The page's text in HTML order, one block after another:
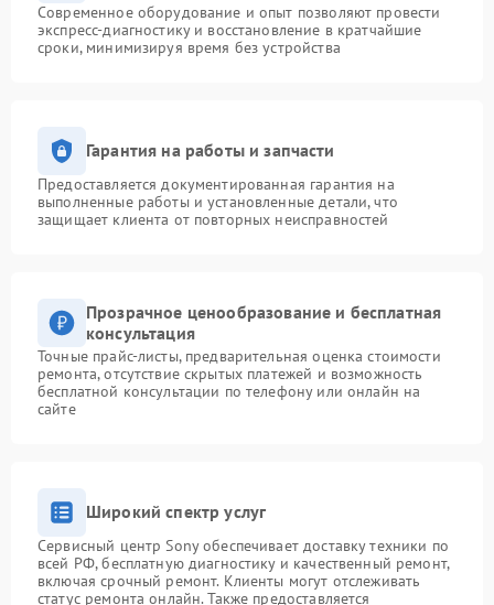
Современное оборудование и опыт позволяют провести
экспресс-диагностику и восстановление в кратчайшие
сроки, минимизируя время без устройства
Гарантия на работы и запчасти
Предоставляется документированная гарантия на
выполненные работы и установленные детали, что
защищает клиента от повторных неисправностей
Прозрачное ценообразование и бесплатная
консультация
Точные прайс-листы, предварительная оценка стоимости
ремонта, отсутствие скрытых платежей и возможность
бесплатной консультации по телефону или онлайн на
сайте
Широкий спектр услуг
Сервисный центр Sony обеспечивает доставку техники по
всей РФ, бесплатную диагностику и качественный ремонт,
включая срочный ремонт. Клиенты могут отслеживать
статус ремонта онлайн. Также предоставляется